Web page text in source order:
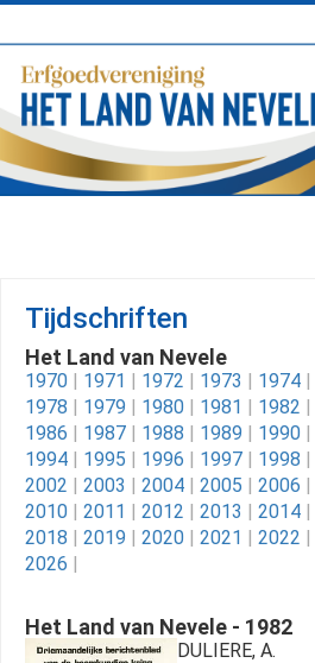
Tijdschriften
Het Land van Nevele
1970 | 1971 | 1972 | 1973 | 1974 |
1978 | 1979 | 1980 | 1981 | 1982 |
1986 | 1987 | 1988 | 1989 | 1990 |
1994 | 1995 | 1996 | 1997 | 1998 |
2002 | 2003 | 2004 | 2005 | 2006 |
2010 | 2011 | 2012 | 2013 | 2014 |
2018 | 2019 | 2020 | 2021 | 2022 |
2026 |
Het Land van Nevele - 1982
DULIERE, A.